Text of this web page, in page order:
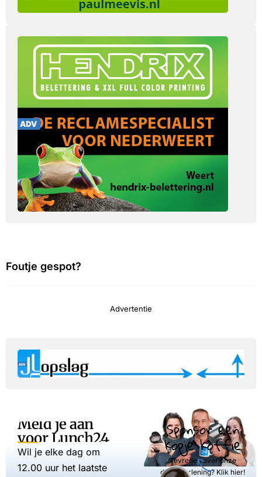
Foutje gespot?
Advertentie
Meld je aan
voor Lunch24
Wil je elke dag om
12.00 uur het laatste
Sponsor een
kopje koffie
Tevreden over onze
dienstverlening? Klik hier!